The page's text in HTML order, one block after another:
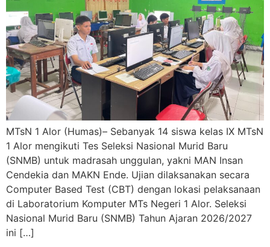
MTsN 1 Alor (Humas)– Sebanyak 14 siswa kelas IX MTsN
1 Alor mengikuti Tes Seleksi Nasional Murid Baru
(SNMB) untuk madrasah unggulan, yakni MAN Insan
Cendekia dan MAKN Ende. Ujian dilaksanakan secara
Computer Based Test (CBT) dengan lokasi pelaksanaan
di Laboratorium Komputer MTs Negeri 1 Alor. Seleksi
Nasional Murid Baru (SNMB) Tahun Ajaran 2026/2027
ini […]